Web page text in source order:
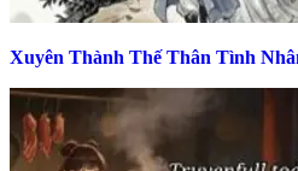
Xuyên Thành Thế Thân Tình